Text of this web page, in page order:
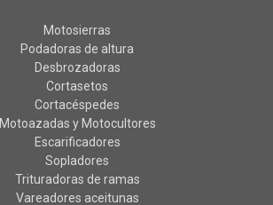
Motosierras
Podadoras de altura
Desbrozadoras
Cortasetos
Cortacéspedes
Motoazadas y Motocultores
Escarificadores
Sopladores
Trituradoras de ramas
Vareadores aceitunas